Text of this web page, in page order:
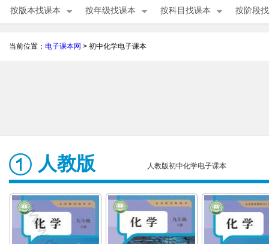
按版本找课本 按年级找课本 按科目找课本 按阶段
当前位置： 电子课本网 > 初中化学电子课本
人教版 人教版初中化学电子课本